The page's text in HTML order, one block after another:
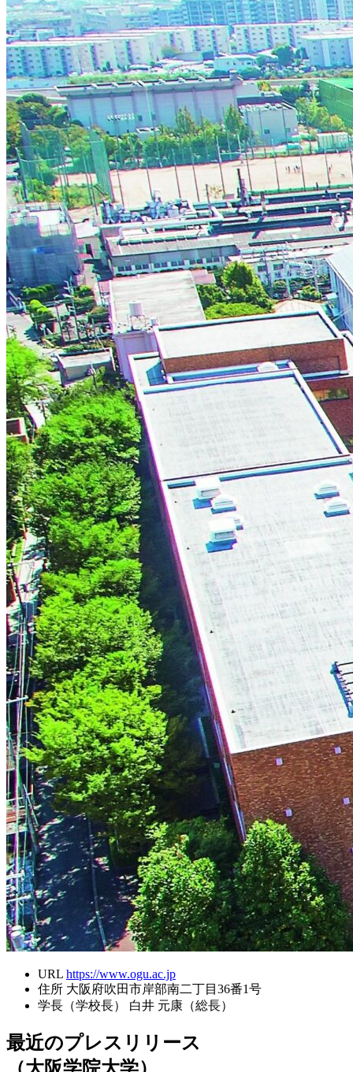
URL https://www.ogu.ac.jp
住所 大阪府吹田市岸部南二丁目36番1号
学長（学校長）
白井 元康（総長）
最近のプレスリリース
（大阪学院大学）